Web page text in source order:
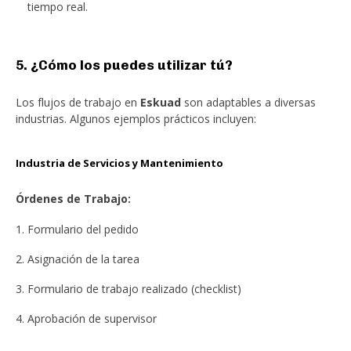
tiempo real.
5. ¿Cómo los puedes utilizar tú?
Los flujos de trabajo en Eskuad son adaptables a diversas
industrias. Algunos ejemplos prácticos incluyen:
Industria de Servicios y Mantenimiento
Órdenes de Trabajo:
Formulario del pedido
Asignación de la tarea
Formulario de trabajo realizado (checklist)
Aprobación de supervisor